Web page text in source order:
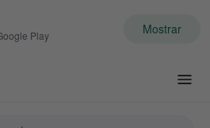
Play Mostrar